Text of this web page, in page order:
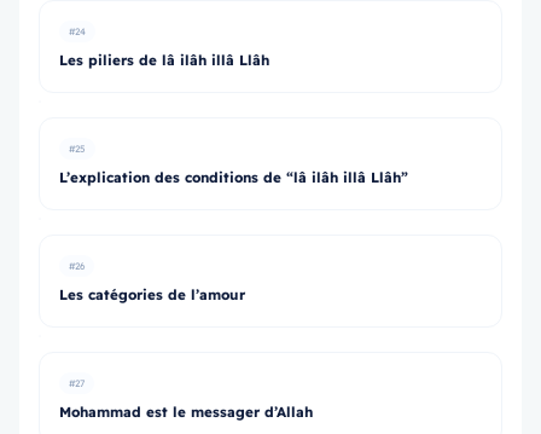
#24
Les piliers de lâ ilâh illâ Llâh
#25
L’explication des conditions de “lâ ilâh illâ Llâh”
#26
Les catégories de l’amour
#27
Mohammad est le messager d’Allah